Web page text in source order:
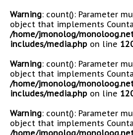
Warning: count(): Parameter
object that implements
/home/jmonolog/
includes/media.php on line
Warning: count(): Parameter
object that implements
/home/jmonolog/
includes/media.php on line
Warning: count(): Parameter
object that implements
/home/jmonolog/